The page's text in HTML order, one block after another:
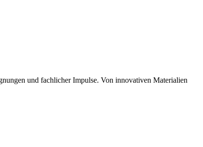
und fachlicher Impulse. Von innovativen Materialien